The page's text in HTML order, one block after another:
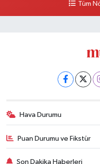
Yol
Tüm
Hava Durumu
Puan Durumu ve Fikstür
Son Dakika Haberleri